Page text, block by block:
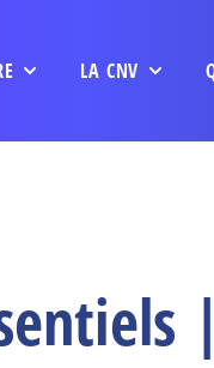
LA CNV